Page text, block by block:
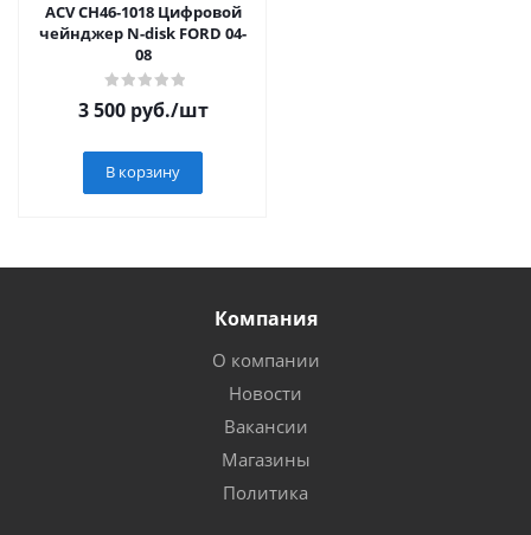
ACV CH46-1018 Цифровой
чейнджер N-disk FORD 04-
08
3 500руб./шт
В корзину
Компания
О компании
Новости
Вакансии
Магазины
Политика